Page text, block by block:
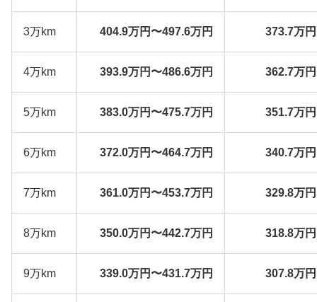
3万km 404.9万円〜497.6万円 373.7万
4万km 393.9万円〜486.6万円 362.7万
5万km 383.0万円〜475.7万円 351.7万
6万km 372.0万円〜464.7万円 340.7万
7万km 361.0万円〜453.7万円 329.8万
8万km 350.0万円〜442.7万円 318.8万
9万km 339.0万円〜431.7万円 307.8万